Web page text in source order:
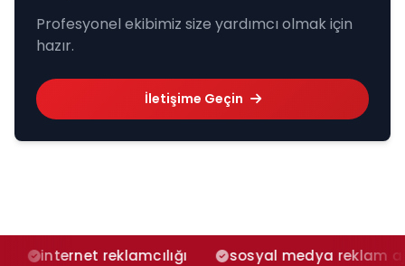
Profesyonel ekibimiz size yardımcı olmak için
hazır.
İletişime Geçin
sosyal medya reklam ajansı